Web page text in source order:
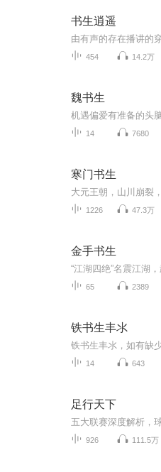
书生逍遥
454 14.2万
魏书生
14 7680
寒门书生
1226 47.3万
金手书生
65 2389
铁书生丰氺
14 643
足行天下
926 111.5万